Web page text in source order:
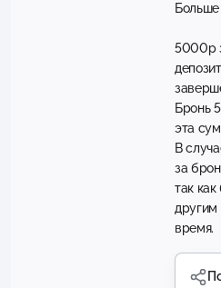
5000р
Бронь
эта
В
за
так
другим
время.